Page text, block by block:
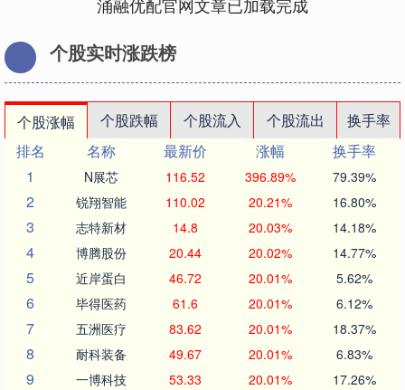
个股实时涨跌榜
个股涨幅 个股跌幅 个股流入 个股流出
换手率
排名
名称 最新价 涨幅
换手率
1
N展芯 116.52 396.89% 79.39%
2 锐翔智能 110.02 20.21% 16.80%
3 志特新材 14.8 20.03% 14.18%
4 博腾股份 20.44 20.02% 14.77%
5 近岸蛋白 46.72 20.01% 5.62%
6 毕得医药 61.6 20.01% 6.12%
7 五洲医疗 83.62 20.01% 18.37%
8 耐科装备 49.67 20.01% 6.83%
9 一博科技 53.33 20.01% 17.26%